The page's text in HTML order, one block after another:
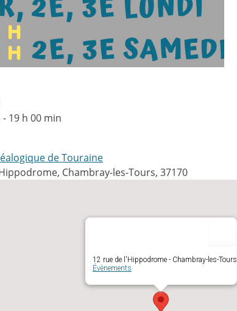
19 h 00 min
de Touraine
Chambray-les-Tours, 37170
12 rue de l'Hippodrome - Chambray-les-Tours
Évènements